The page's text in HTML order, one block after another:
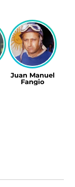
Juan Manuel
Fangio